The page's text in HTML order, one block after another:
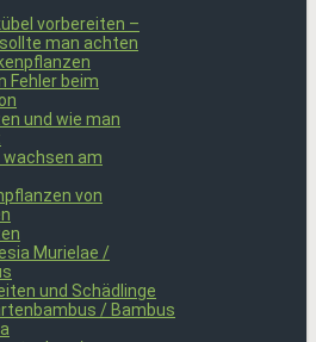
vorbereiten –
man achten
Fehler beim
und wie man
wachsen am
von
Murielae /
und Schädlinge
/ Bambus